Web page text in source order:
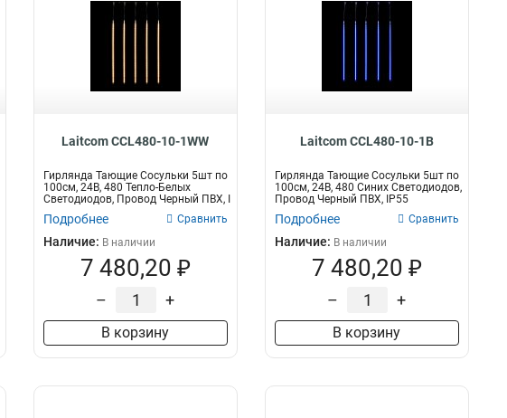
Laitcom CCL480-10-1WW
Гирлянда Тающие Сосульки 5шт по
100см, 24В, 480 Тепло-Белых
Светодиодов, Провод Черный ПВХ, I
Подробнее Сравнить
Наличие: В наличии
7 480,20 ₽
– +
В корзину
Laitcom CCL480-10-1B
Гирлянда Тающие Сосульки 5шт по
100см, 24В, 480 Синих Светодиодов,
Провод Черный ПВХ, IP55
Подробнее Сравнить
Наличие: В наличии
7 480,20 ₽
– +
В корзину